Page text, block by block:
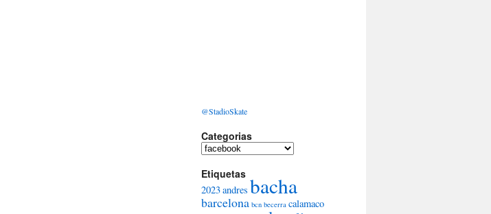
@StadioSkate
Categorias
Categorias
Etiquetas
2023andres bacha
barcelona bcn becerra calamaco